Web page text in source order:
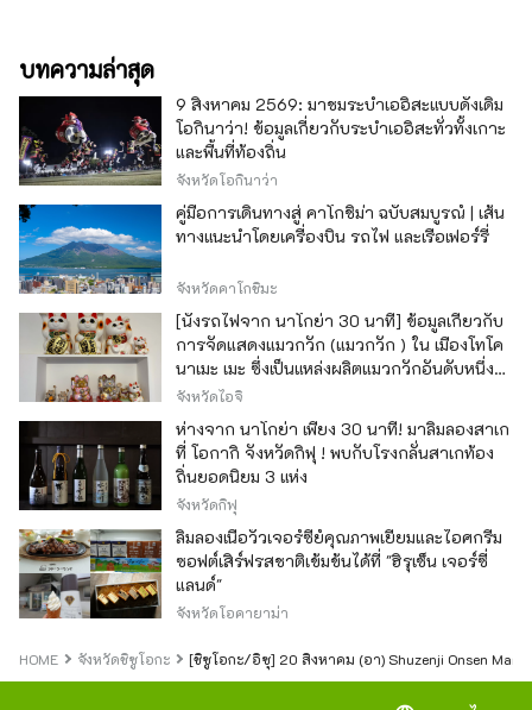
บทความล่าสุด
9 สิงหาคม 2569: มาชมระบำเออิสะแบบดั้งเดิม
โอกินาว่า! ข้อมูลเกี่ยวกับระบำเออิสะทั่วทั้งเกาะ
และพื้นที่ท้องถิ่น
จังหวัดโอกินาว่า
คู่มือการเดินทางสู่ คาโกชิม่า ฉบับสมบูรณ์ | เส้น
ทางแนะนำโดยเครื่องบิน รถไฟ และเรือเฟอร์รี่
จังหวัดคาโกชิมะ
[นั่งรถไฟจาก นาโกย่า 30 นาที] ข้อมูลเกี่ยวกับ
การจัดแสดงแมวกวัก (แมวกวัก ) ใน เมืองโทโค
นาเมะ เมะ ซึ่งเป็นแหล่งผลิตแมวกวักอันดับหนึ่ง
ของญี่ปุ่น
จังหวัดไอจิ
ห่างจาก นาโกย่า เพียง 30 นาที! มาลิ้มลองสาเก
ที่ โอกากิ จังหวัดกิฟุ ! พบกับโรงกลั่นสาเกท้อง
ถิ่นยอดนิยม 3 แห่ง
จังหวัดกิฟุ
ลิ้มลองเนื้อวัวเจอร์ซีย์คุณภาพเยี่ยมและไอศกรีม
ซอฟต์เสิร์ฟรสชาติเข้มข้นได้ที่ "ฮิรุเซ็น เจอร์ซี่
แลนด์"
จังหวัดโอคายาม่า
HOME จังหวัดชิซูโอกะ [ชิซูโอกะ/อิซุ] 20 สิงหาคม (อา) Shuzenji Onsen